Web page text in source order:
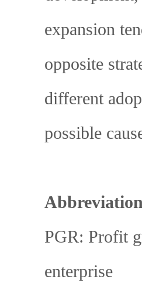
expansion
opposite
different
possible
PGR: Profit
enterprise